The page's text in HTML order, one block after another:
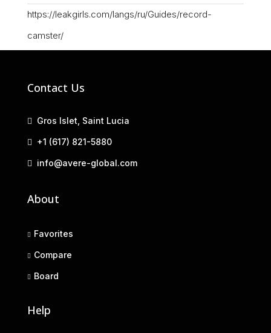
https://leakgirls.com/langs/ru/Guides/record-
camster/
Contact Us
Gros Islet, Saint Lucia
+1 (617) 821-5880
info@avere-global.com
About
Favorites
Compare
Board
Help